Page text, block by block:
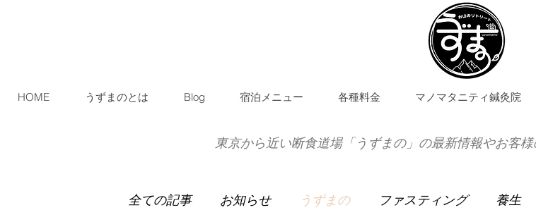
HOME うずまのとは Blog 宿泊メニュー 各種料金 マノマタニティ鍼灸院
東京から近い断食道場「うずまの」の最新情報やお客様
全ての記事 お知らせ うずまの ファスティング 養生